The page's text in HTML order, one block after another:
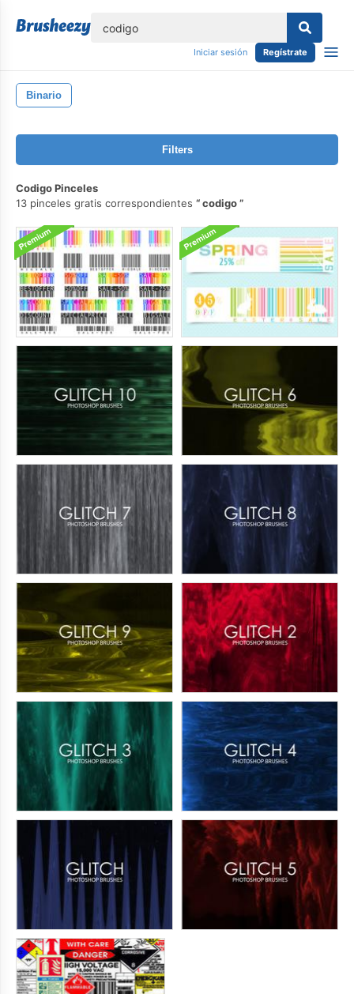
Iniciar sesión Regístrate
Binario
Filters
Codigo Pinceles
13 pinceles gratis correspondientes
codigo